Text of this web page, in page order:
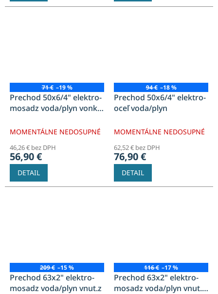
71 € –19 %
Prechod 50x6/4" elektro-
mosadz voda/plyn vonk.z
MOMENTÁLNE NEDOSUPNÉ
46,26 € bez DPH
56,90 €
DETAIL
94 € –18 %
Prechod 50x6/4" elektro-
oceľ voda/plyn
MOMENTÁLNE NEDOSUPNÉ
62,52 € bez DPH
76,90 €
DETAIL
209 € –15 %
Prechod 63x2" elektro-
mosadz voda/plyn vnut.z
116 € –17 %
Prechod 63x2" elektro-
mosadz voda/plyn vnut.z